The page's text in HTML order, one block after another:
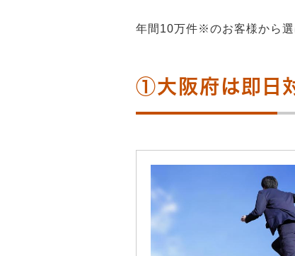
年間10万件※のお客様から
①大阪府は即日